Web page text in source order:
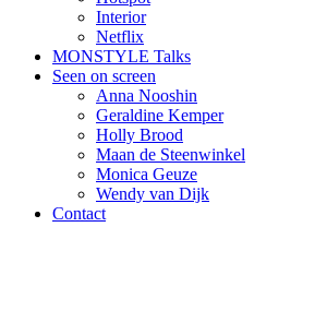
Interior
Netflix
MONSTYLE Talks
Seen on screen
Anna Nooshin
Geraldine Kemper
Holly Brood
Maan de Steenwinkel
Monica Geuze
Wendy van Dijk
Contact